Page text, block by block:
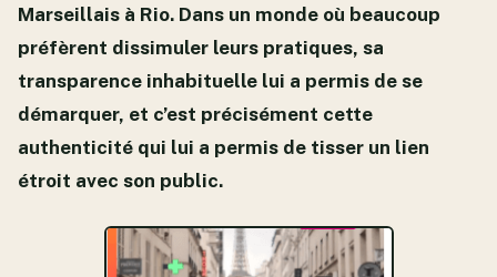
Marseillais à Rio. Dans un monde où beaucoup
préfèrent dissimuler leurs pratiques, sa
transparence inhabituelle lui a permis de se
démarquer, et c’est précisément cette
authenticité qui lui a permis de tisser un lien
étroit avec son public.